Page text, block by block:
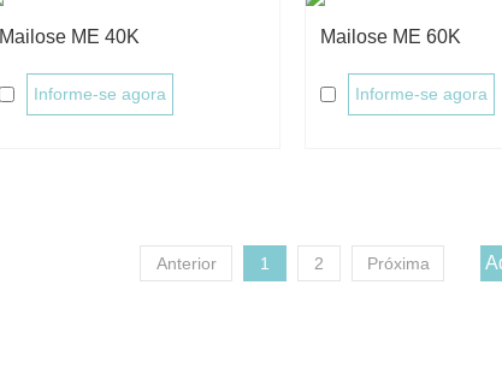
Mailose ME 40K
Informe-se agora
Mailose ME 60K
Informe-se agora
Anterior 1 2 Próxima